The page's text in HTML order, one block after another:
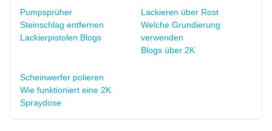
Pumpsprüher
Steinschlag entfernen
Lackierpistolen Blogs
Lackieren über Rost
Welche Grundierung
verwenden
Blogs über 2K
Scheinwerfer polieren
Wie funktioniert eine 2K
Spraydose